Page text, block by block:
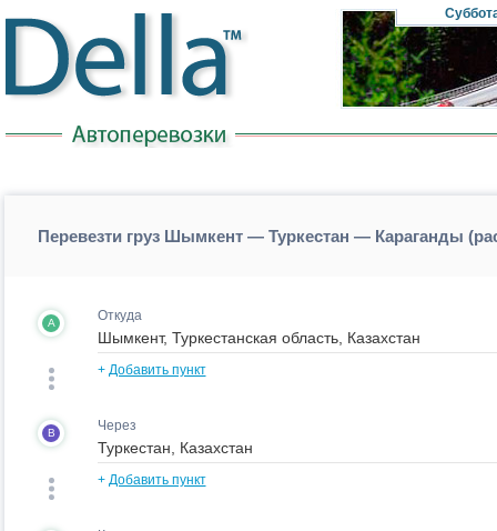
Перевезти груз Шымкент — Туркестан — Караганды
A Откуда
+ Добавить пункт
B Через
+ Добавить пункт